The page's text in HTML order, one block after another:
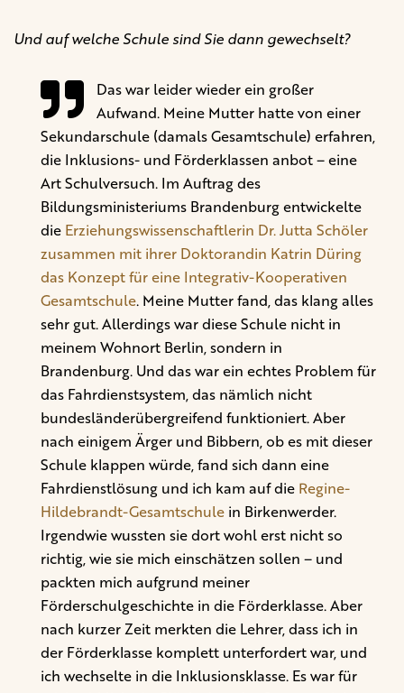
Und auf welche Schule sind Sie dann gewechselt?
Das war leider wieder ein großer
Aufwand. Meine Mutter hatte von einer
Sekundarschule (damals Gesamtschule) erfahren,
die Inklusions- und Förderklassen anbot – eine
Art Schulversuch. Im Auftrag des
Bildungsministeriums Brandenburg entwickelte
die Erziehungswissenschaftlerin Dr. Jutta Schöler
zusammen mit ihrer Doktorandin Katrin Düring
das Konzept für eine Integrativ-Kooperativen
Gesamtschule. Meine Mutter fand, das klang alles
sehr gut. Allerdings war diese Schule nicht in
meinem Wohnort Berlin, sondern in
Brandenburg. Und das war ein echtes Problem für
das Fahrdienstsystem, das nämlich nicht
bundesländerübergreifend funktioniert. Aber
nach einigem Ärger und Bibbern, ob es mit dieser
Schule klappen würde, fand sich dann eine
Fahrdienstlösung und ich kam auf die Regine-
Hildebrandt-Gesamtschule in Birkenwerder.
Irgendwie wussten sie dort wohl erst nicht so
richtig, wie sie mich einschätzen sollen – und
packten mich aufgrund meiner
Förderschulgeschichte in die Förderklasse. Aber
nach kurzer Zeit merkten die Lehrer, dass ich in
der Förderklasse komplett unterfordert war, und
ich wechselte in die Inklusionsklasse. Es war für